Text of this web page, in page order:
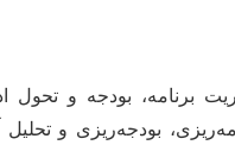
برنامه، بودجه و تحول
بودجه‌ریزی و